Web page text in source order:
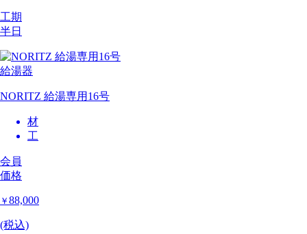
工期
半日
給湯器
NORITZ 給湯専用16号
材
工
会員
価格
￥ 88,000
(税込)